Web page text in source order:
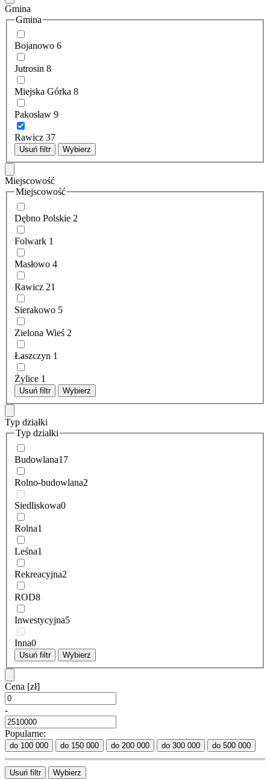
Gmina
Gmina
Bojanowo 6
Jutrosin 8
Miejska Górka 8
Pakosław 9
Rawicz 37
Usuń filtr Wybierz
Miejscowość
Miejscowość
Dębno Polskie 2
Folwark 1
Masłowo 4
Rawicz 21
Sierakowo 5
Zielona Wieś 2
Łaszczyn 1
Żylice 1
Usuń filtr Wybierz
Typ działki
Typ działki
Budowlana17
Rolno-budowlana2
Siedliskowa0
Rolna1
Leśna1
Rekreacyjna2
ROD8
Inwestycyjna5
Inna0
Usuń filtr Wybierz
Cena [zł]
-
Popularne:
do 100 000 do 150 000 do 200 000 do 300 000 do 500 000
Usuń filtr Wybierz